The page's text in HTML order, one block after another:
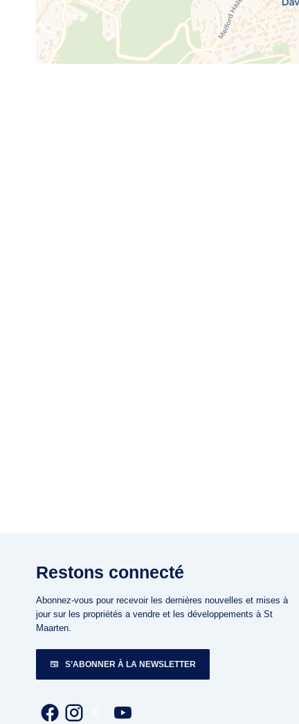
Restons connecté
Abonnez-vous pour recevoir les dernières nouvelles et mises à
jour sur les propriétés a vendre et les développements à St
Maarten.
S’ABONNER À LA NEWSLETTER